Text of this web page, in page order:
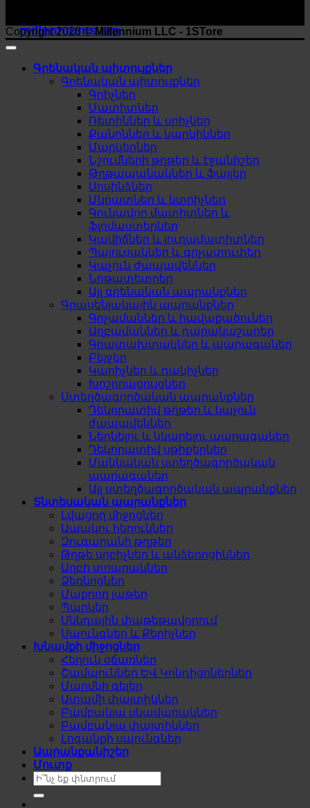
millenniums.am
Copyright 2026 ©Millennium LLC - 1STore
Գրենական պիտույքներ
Գրենական պիտույքներ
Գրիչներ
Մատիտներ
Ռետիններ և սրիչներ
Քանոններ և կարկիններ
Մարկերներ
Նշումների թղթեր և էջանիշեր
Թղթապանակներ և ֆայլեր
Սոսինձներ
Մկրատներ և կտրիչներ
Գունավոր մատիտներ և
ֆլոմաստերներ
Կավիճներ և յուղամատիտներ
Պայուսակներ և գրչատուփեր
Կպչուն ժապավեններ
Նոթատետրեր
Այլ գրենական ապրանքներ
Գրասենյակային ապրանքներ
Գրչամաններ և հավաքածուներ
Աղբամաններ և դարակաշարեր
Գրատախտակներ և պարագաներ
Բեյջեր
Կարիչներ և դակիչներ
Խոշորացույցներ
Ստեղծագործական ապրանքներ
Դեկորատիվ թղթեր և կպչուն
ժապավեններ
Ներկելու և նկարելու պարագաներ
Դեկորատիվ սթիքերներ
Մանկական ստեղծագործական
պարագաներ
Այլ ստեղծագործական ապրանքներ
Տնտեսական ապրանքներ
Լվացող միջոցներ
Ապակու հեղուկներ
Զուգարանի թղթեր
Թղթե սրբիչներ և անձեռոցիկներ
Աղբի տոպրակներ
Ձեռնոցներ
Մաքրող լաթեր
Պարկեր
Սննդային փաթեթավորում
Սպունգներ և Քերիչներ
Խնամքի միջոցներ
Հեղուկ օճառներ
Շամպուններ ԵՎ Կոնդիցոներներ
Մարմնի գելեր
Ատամի փայտիկներ
Բամբակյա սկավառակներ
Բամբակյա փայտիկներ
Լոգանքի սպունգներ
Ապրանքանիշեր
Մուտք
Search
for: